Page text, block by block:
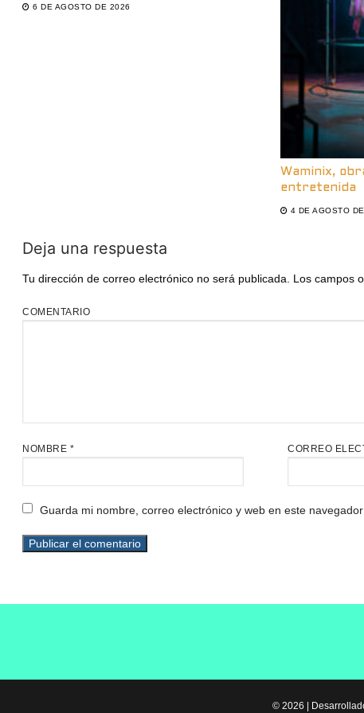
6 DE AGOSTO DE 2026
Waminix,
entretenida
4 DE AGOSTO
Deja una respuesta
Tu dirección de correo electrónico no será publicada. Los campos
COMENTARIO
NOMBRE * CORREO
Guarda mi nombre, correo electrónico y web en este
© 2026 |